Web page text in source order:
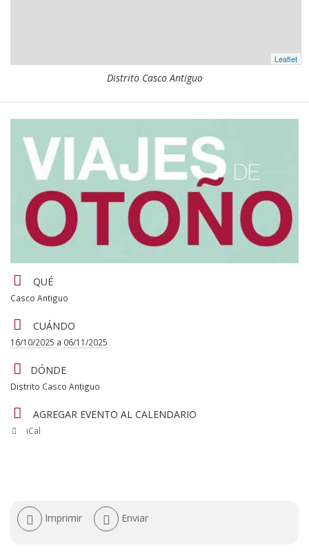
Leaflet
Distrito Casco Antiguo
Detalles
del
evento
QUÉ
Casco Antiguo
CUÁNDO
16/10/2025 a 06/11/2025
DÓNDE
Distrito Casco Antiguo
AGREGAR EVENTO AL CALENDARIO
iCal
Acciones
Imprimir Enviar